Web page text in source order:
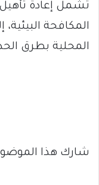
تشمل إعادة تأهيل
المكافحة
المحلية بطرق
شارك هذا